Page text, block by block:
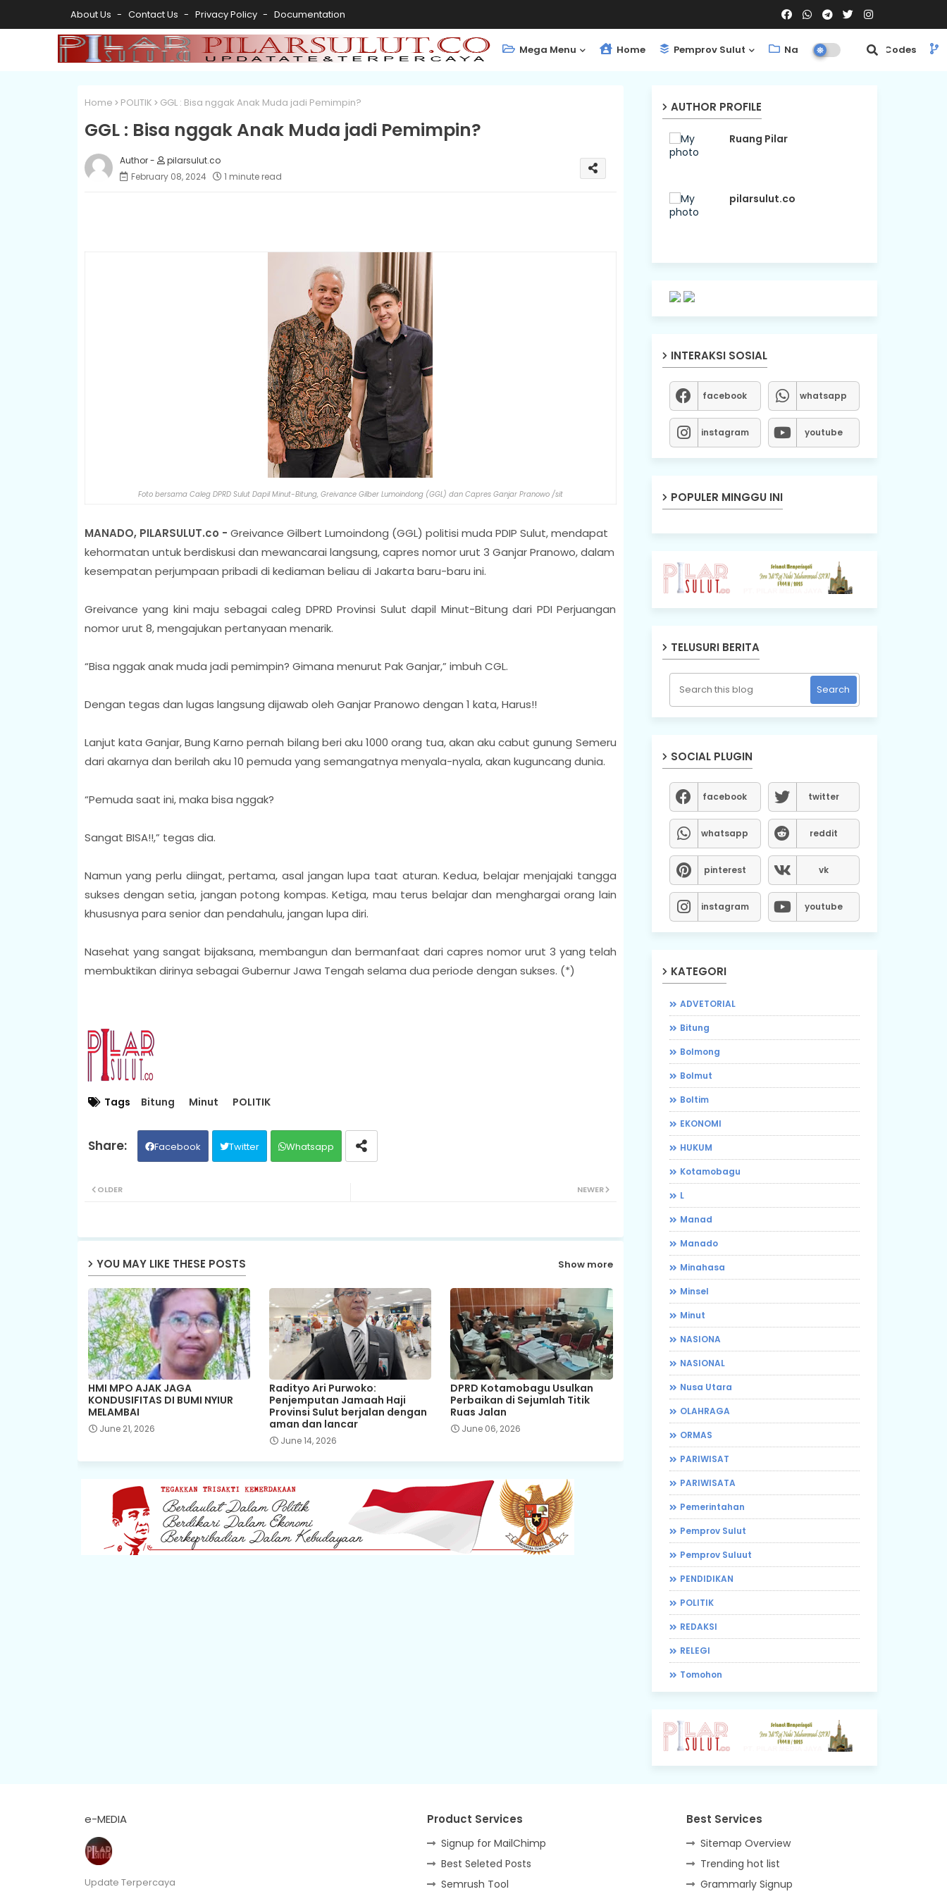
About Us Contact Us Privacy Policy Documentation
Mega Menu Home Pemprov Sulut Nasional ShortCodes
Home POLITIK GGL : Bisa nggak Anak Muda jadi Pemimpin?
GGL : Bisa nggak Anak Muda jadi Pemimpin?
pilarsulut.co
February 08, 2024
1 minute read
Foto bersama Caleg DPRD Sulut Dapil Minut-Bitung, Greivance Gilber Lumoindong (GGL) dan Capres Ganjar Pranowo /sit
MANADO, PILARSULUT.co - Greivance Gilbert Lumoindong (GGL) politisi muda PDIP Sulut, mendapat
kehormatan untuk berdiskusi dan mewancarai langsung, capres nomor urut 3 Ganjar Pranowo, dalam
kesempatan perjumpaan pribadi di kediaman beliau di Jakarta baru-baru ini.
Greivance yang kini maju sebagai caleg DPRD Provinsi Sulut dapil Minut-Bitung dari PDI Perjuangan
nomor urut 8, mengajukan pertanyaan menarik.
“Bisa nggak anak muda jadi pemimpin? Gimana menurut Pak Ganjar,” imbuh CGL.
Dengan tegas dan lugas langsung dijawab oleh Ganjar Pranowo dengan 1 kata, Harus!!
Lanjut kata Ganjar, Bung Karno pernah bilang beri aku 1000 orang tua, akan aku cabut gunung Semeru
dari akarnya dan berilah aku 10 pemuda yang semangatnya menyala-nyala, akan kuguncang dunia.
“Pemuda saat ini, maka bisa nggak?
Sangat BISA!!,” tegas dia.
Namun yang perlu diingat, pertama, asal jangan lupa taat aturan. Kedua, belajar menjajaki tangga
sukses dengan setia, jangan potong kompas. Ketiga, mau terus belajar dan menghargai orang lain
khususnya para senior dan pendahulu, jangan lupa diri.
Nasehat yang sangat bijaksana, membangun dan bermanfaat dari capres nomor urut 3 yang telah
membuktikan dirinya sebagai Gubernur Jawa Tengah selama dua periode dengan sukses. (*)
Tags Bitung Minut POLITIK
Facebook Twitter Whatsapp
NEWER
OLDER
YOU MAY LIKE THESE POSTS Show more
HMI MPO AJAK JAGA
KONDUSIFITAS DI BUMI NYIUR
MELAMBAI
June 21, 2026
Radityo Ari Purwoko:
Penjemputan Jamaah Haji
Provinsi Sulut berjalan dengan
aman dan lancar
June 14, 2026
DPRD Kotamobagu Usulkan
Perbaikan di Sejumlah Titik
Ruas Jalan
June 06, 2026
AUTHOR PROFILE
Ruang Pilar
pilarsulut.co
INTERAKSI SOSIAL
facebook whatsapp
instagram youtube
POPULER MINGGU INI
TELUSURI BERITA
SOCIAL PLUGIN
facebook twitter
whatsapp reddit
pinterest vk
instagram youtube
KATEGORI
ADVETORIAL
Bitung
Bolmong
Bolmut
Boltim
EKONOMI
HUKUM
Kotamobagu
L
Manad
Manado
Minahasa
Minsel
Minut
NASIONA
NASIONAL
Nusa Utara
OLAHRAGA
ORMAS
PARIWISAT
PARIWISATA
Pemerintahan
Pemprov Sulut
Pemprov Suluut
PENDIDIKAN
POLITIK
REDAKSI
RELEGI
Tomohon
e-MEDIA
Update Terpercaya
Product Services
Signup for MailChimp
Best Seleted Posts
Semrush Tool
Best Services
Sitemap Overview
Trending hot list
Grammarly Signup